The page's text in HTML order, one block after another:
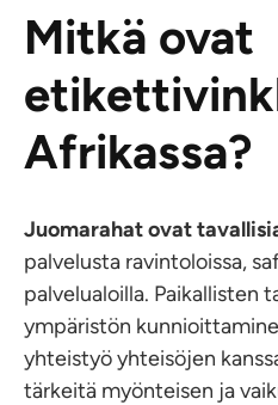
Mitkä ovat
Afrikassa?
Juomarahat ovat
palvelusta ravintoloissa,
palvelualoilla. Paikallisten
ympäristön
yhteistyö yhteisöjen
tärkeitä myönteisen ja